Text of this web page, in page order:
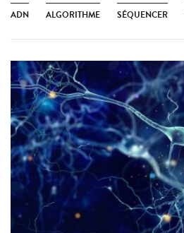
ADN ALGORITHME SÉQUENCER